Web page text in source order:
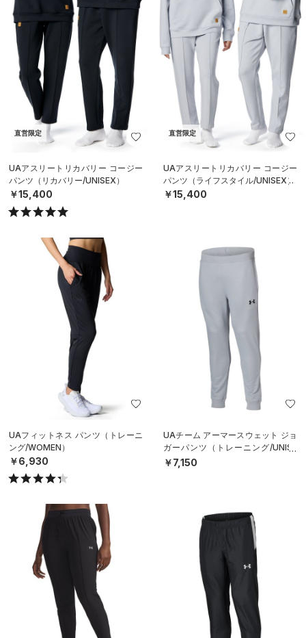
直営限定
UAアスリートリカバリー コージー
パンツ（リカバリー/UNISEX）
￥15,400
直営限定
UAアスリートリカバリー コージー
パンツ（ライフスタイル/UNISEX）
￥15,400
UAフィットネス パンツ（トレーニ
ング/WOMEN）
￥6,930
UAチーム アーマースウェット ジョ
ガーパンツ（トレーニング/UNISE
X）
￥7,150